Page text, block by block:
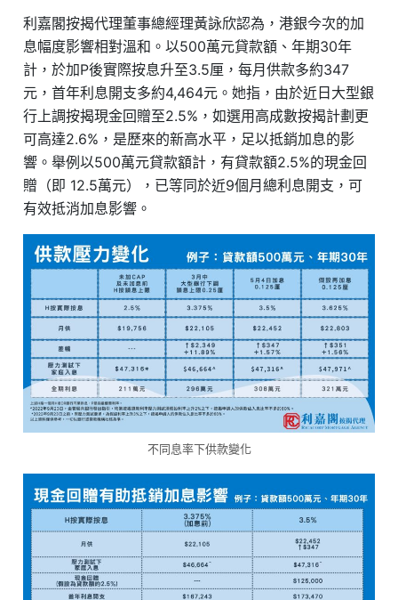
利嘉閣按揭代理董事總經理黃詠欣認為，港銀今次的加
息幅度影響相對溫和。以500萬元貸款額、年期30年
計，於加P後實際按息升至3.5厘，每月供款多約347
元，首年利息開支多約4,464元。她指，由於近日大型銀
行上調按揭現金回贈至2.5%，如選用高成數按揭計劃更
可高達2.6%，是歷來的新高水平，足以抵銷加息的影
響。舉例以500萬元貸款額計，有貸款額2.5%的現金回
贈（即 12.5萬元），已等同於近9個月總利息開支，可
有效抵消加息影響。
不同息率下供款變化